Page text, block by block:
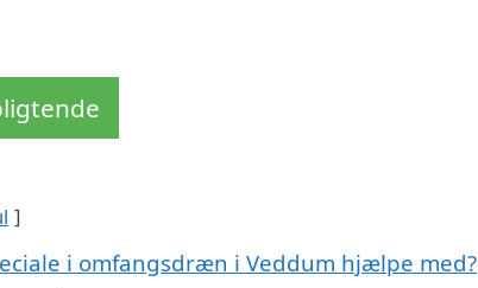
i omfangsdræn i Veddum hjælpe med?